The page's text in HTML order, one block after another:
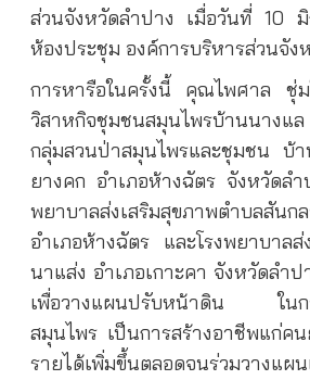
ส่วนจังหวัดลำปาง เมื่อวันที่ 10
ห้องประชุม องค์การบริหารส่วนจัง
การหารือในครั้งนี้ คุณไพศาล ชุ่
วิสาหกิจชุมชนสมุนไพรบ้านนาง
กลุ่มสวนป่าสมุนไพรและชุมชน บ้
ยางคก อำเภอห้างฉัตร จังหวัดลำ
พยาบาลส่งเสริมสุขภาพตำบล
อำเภอห้างฉัตร และโรงพยาบาลส่
นาแส่ง อำเภอเกาะคา จังหวัดลำป
เพื่อวางแผนปรับหน้าดิน ในกา
สมุนไพร เป็นการสร้างอาชีพแก่ค
รายได้เพิ่มขึ้นตลอดจนร่วมวางแผ